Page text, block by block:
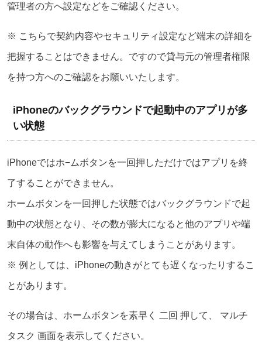
管理者の方へ設定などをご確認ください。
※ こちらで契約内容やセキュリティ設定など端末の詳細を
把握することはできません。ですので貸与元の管理者権限
を持つ方へのご確認をお願いいたします。
iPhoneのバックグラウンドで起動中のアプリが多
い状態
iPhoneではホ−ムボタンを一回押しただけではアプリを終
了することができません。
ホームボタンを一回押した状態ではバックグラウンドで起
動中の状態となり、その数が膨大になると他のアプリや端
末自体の動作へも影響を与えてしまうことがあります。
※ 例としては、iPhoneの動きがとても遅くなったりするこ
とがあります。
その場合は、ホームボタンを素早く 二回 押して、 マルチ
タスク 画面を表示してください。